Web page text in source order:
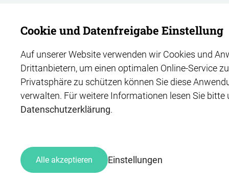
Cookie und Datenfreigabe Einstellung
Auf unserer Website verwenden wir Cookies und
Drittanbietern, um einen optimalen Online-Service
Privatsphäre zu schützen können Sie diese
verwalten. Für weitere Informationen lesen Sie bitte
Datenschutzerklärung.
Alle akzeptieren Einstellungen